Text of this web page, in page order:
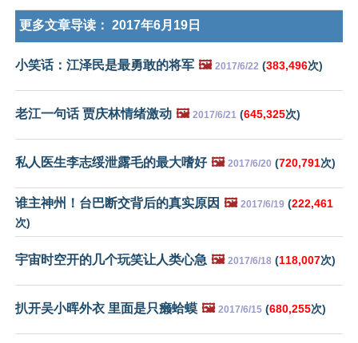
更多文章导读： 2017年6月19日
小笑话：江泽民是最勇敢的将军 🖼️ 2017/6/22 (383,496次)
老江一句话 贾庆林情绪激动 🖼️ 2017/6/21 (645,325次)
私人医生李志绥泄露毛的最大嗜好 🖼️ 2017/6/20 (720,791次)
谁主神州！台巴断交背后的真实原因 🖼️ 2017/6/19 (222,461
次)
宇宙时空开的几个玩笑让人类心急 🖼️ 2017/6/18 (118,007次)
扒开吴小晖外衣 里面是只癞蛤蟆 🖼️ 2017/6/15 (680,255次)